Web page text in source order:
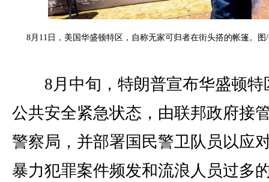
8月11日，美国华盛顿特区，自称无家可归者在街头搭的帐篷。
8月中旬，特朗普宣布华盛顿特
公共安全紧急状态，由联邦政府接
警察局，并部署国民警卫队员以应
暴力犯罪案件频发和流浪人员过多